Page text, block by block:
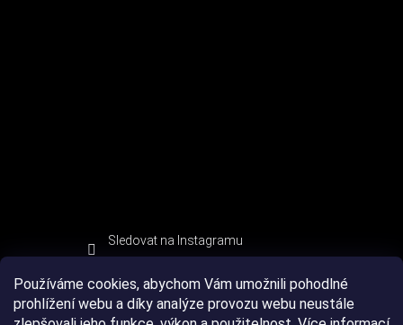
Používáme cookies, abychom Vám umožnili pohodlné
prohlížení webu a díky analýze provozu webu neustále
Sledovat na Instagramu